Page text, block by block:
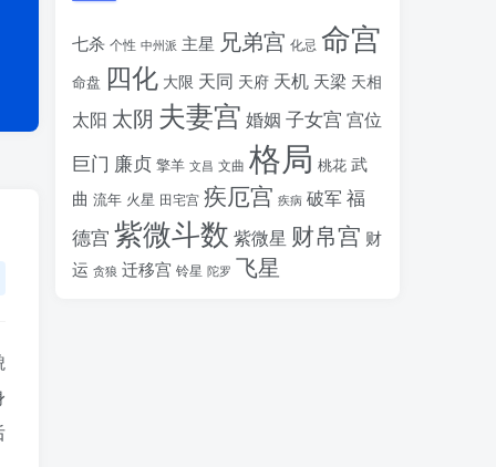
七杀 个性 中州派 主星 兄弟宫 化忌 命宫
命盘 四化 大限 天同 天府 天机 天梁 天相
太阳 太阴 夫妻宫 婚姻 子女宫 宫位
巨门 廉贞 擎羊 文昌 文曲 格局 桃花 武
曲 流年 火星 田宅宫 疾厄宫 疾病 破军福
德宫 紫微斗数 紫微星 财帛宫 财
运 贪狼 迁移宫 铃星 陀罗 飞星